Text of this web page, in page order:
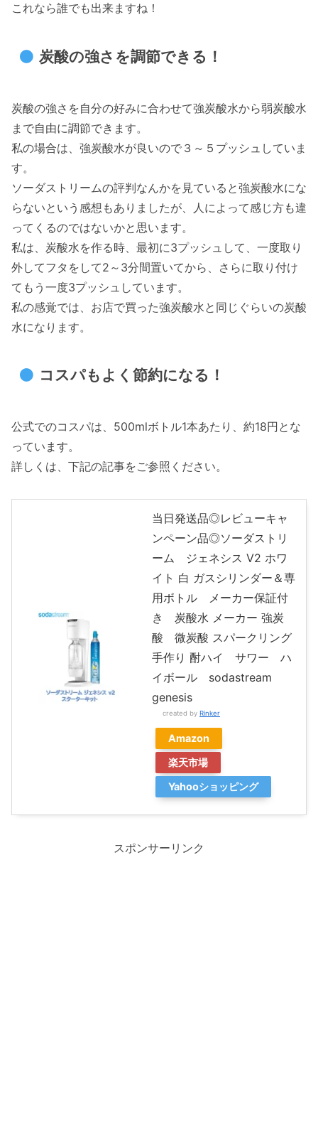
これなら誰でも出来ますね！
炭酸の強さを調節できる！
炭酸の強さを自分の好みに合わせて強炭酸水から弱炭酸水
まで自由に調節できます。
私の場合は、強炭酸水が良いので３～５プッシュしていま
す。
ソーダストリームの評判なんかを見ていると強炭酸水にな
らないという感想もありましたが、人によって感じ方も違
ってくるのではないかと思います。
私は、炭酸水を作る時、最初に3プッシュして、一度取り
外してフタをして2～3分間置いてから、さらに取り付け
てもう一度3プッシュしています。
私の感覚では、お店で買った強炭酸水と同じぐらいの炭酸
水になります。
コスパもよく節約になる！
公式でのコスパは、500mlボトル1本あたり、約18円とな
っています。
詳しくは、下記の記事をご参照ください。
当日発送品◎レビューキャ
ンペーン品◎ソーダストリ
ーム ジェネシス V2 ホワ
イト 白 ガスシリンダー＆専
用ボトル メーカー保証付
き 炭酸水 メーカー 強炭
酸 微炭酸 スパークリング
手作り 酎ハイ サワー ハ
イボール sodastream
genesis
created by Rinker
Amazon
楽天市場
Yahooショッピング
スポンサーリンク